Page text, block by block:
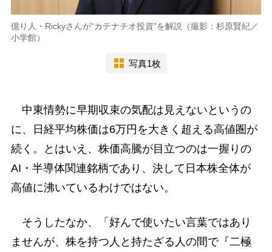
億り人・Rickyさんが“カテナチオ投資”を解説（撮影：杉原賢紀／
小学館）
写真1枚
中東情勢に早期収束の気配は見えないというの
に、日経平均株価は6万円を大きく超える高値圏が
続く。とはいえ、株価高騰が目立つのは一握りの
AI・半導体関連銘柄であり、決して日本株全体が
高値に沸いているわけではない。
そうしたなか、「好んで使いたい言葉ではあり
ませんが、株を持つ人と持たざる人の間で『二極